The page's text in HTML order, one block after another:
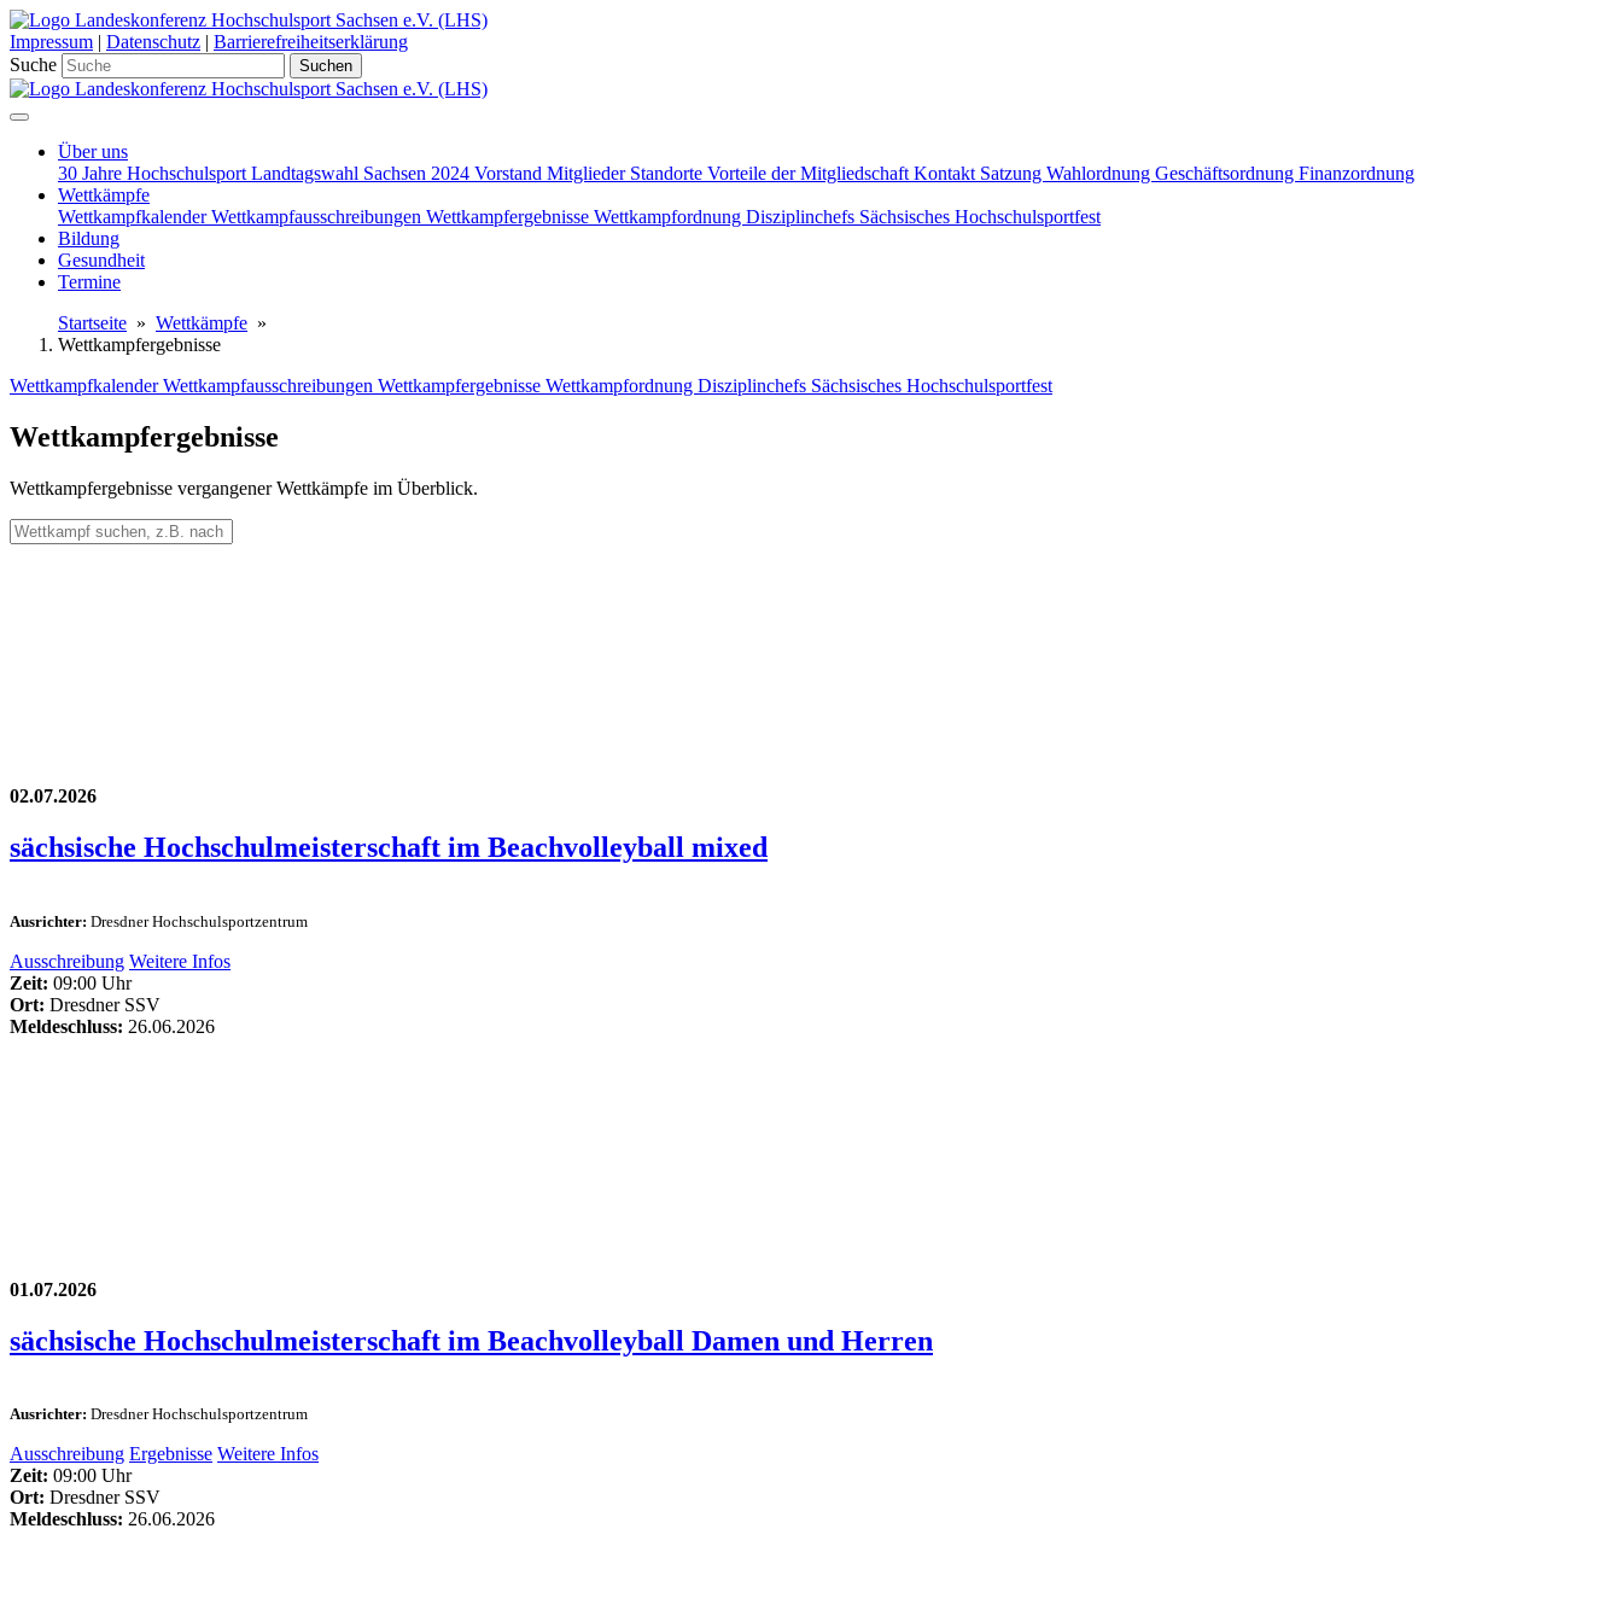
Impressum | Datenschutz | Barrierefreiheitserklärung
Suche
Suchen
Über uns
30 Jahre Hochschulsport Landtagswahl Sachsen 2024 Vorstand Mitglieder Standorte Vorteile der Mitgliedschaft Kontakt Satzung Wahlordnung Geschäftsordnung Finanzordnung
Wettkämpfe
WettkampfkalenderWettkampfausschreibungen Wettkampfergebnisse Wettkampfordnung Disziplinchefs Sächsisches Hochschulsportfest
Bildung
Gesundheit
Termine
Startseite » Wettkämpfe »
Wettkampfergebnisse
WettkampfkalenderWettkampfausschreibungen Wettkampfergebnisse Wettkampfordnung Disziplinchefs Sächsisches Hochschulsportfest
Wettkampfergebnisse
Wettkampfergebnisse vergangener Wettkämpfe im Überblick.
02.07.2026
sächsische Hochschulmeisterschaft im Beachvolleyball mixed
Ausrichter: Dresdner Hochschulsportzentrum
Ausschreibung Weitere Infos
Zeit: 09:00 Uhr
Ort: Dresdner SSV
Meldeschluss: 26.06.2026
01.07.2026
sächsische Hochschulmeisterschaft im Beachvolleyball Damen und Herren
Ausrichter: Dresdner Hochschulsportzentrum
Ausschreibung Ergebnisse Weitere Infos
Zeit: 09:00 Uhr
Ort: Dresdner SSV
Meldeschluss: 26.06.2026